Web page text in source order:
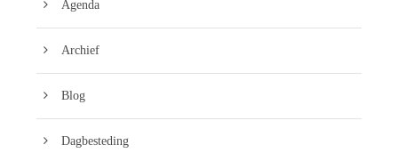
Agenda
Archief
Blog
Dagbesteding